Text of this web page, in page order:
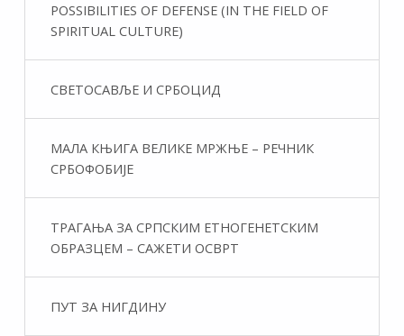
POSSIBILITIES OF DEFENSE (IN THE FIELD OF
SPIRITUAL CULTURE)
СВЕТОСАВЉЕ И СРБОЦИД
МАЛА КЊИГА ВЕЛИКЕ МРЖЊЕ – РЕЧНИК
СРБОФОБИЈЕ
ТРАГАЊА ЗА СРПСКИМ ЕТНОГЕНЕТСКИМ
ОБРАЗЦЕМ – САЖЕТИ ОСВРТ
ПУТ ЗА НИГДИНУ